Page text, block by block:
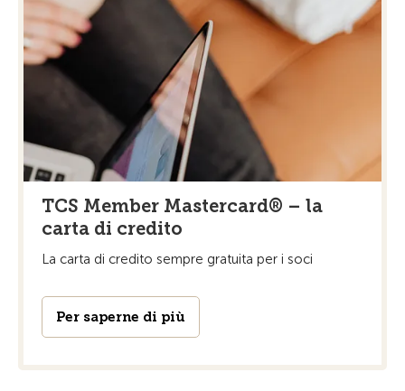
TCS Member Mastercard® – la
carta di credito
La carta di credito sempre gratuita per i soci
Per saperne di più